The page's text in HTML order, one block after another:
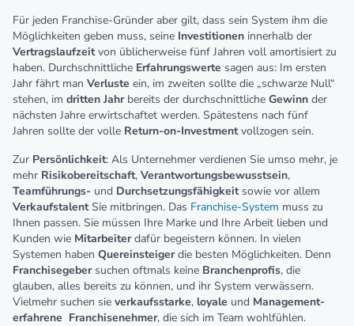
Für jeden Franchise-Gründer aber gilt, dass sein System ihm die
Möglichkeiten geben muss, seine Investitionen innerhalb der
Vertragslaufzeitvon üblicherweise fünf Jahren voll amortisiert zu
haben. Durchschnittliche Erfahrungswerte sagen aus: Im ersten
Jahr fährt man Verluste ein, im zweiten sollte die „schwarze Null“
stehen, im dritten Jahrbereits der durchschnittliche Gewinn der
nächsten Jahre erwirtschaftet werden. Spätestens nach fünf
Jahren sollte der volle Return-on-Investmentvollzogen sein.
Zur Persönlichkeit: Als Unternehmer verdienen Sie umso mehr, je
mehr Risikobereitschaft, Verantwortungsbewusstsein,
Teamführungs- und Durchsetzungsfähigkeitsowie vor allem
VerkaufstalentSie mitbringen. Das Franchise-System muss zu
Ihnen passen. Sie müssen Ihre Marke und Ihre Arbeit lieben und
Kunden wie Mitarbeiterdafür begeistern können. In vielen
Systemen haben Quereinsteigerdie besten Möglichkeiten. Denn
Franchisegebersuchen oftmals keine Branchenprofis, die
glauben, alles bereits zu können, und ihr System verwässern.
Vielmehr suchen sie verkaufsstarke, loyale und Management-
erfahrene Franchisenehmer, die sich im Team wohlfühlen.